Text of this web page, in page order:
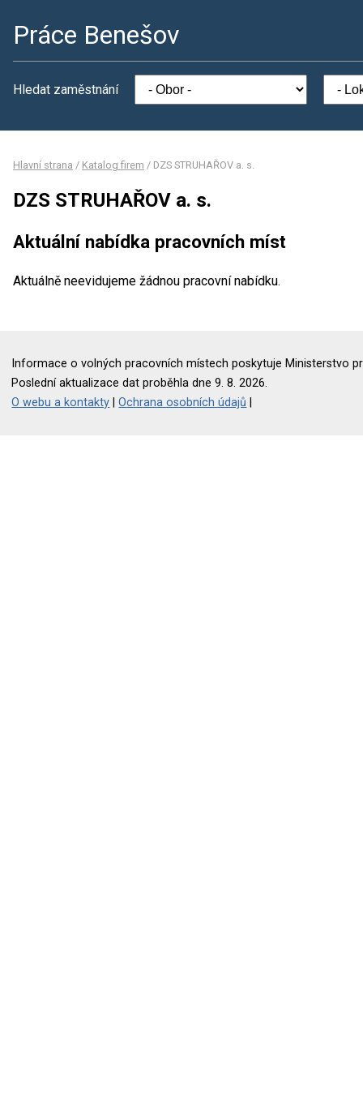
Práce Benešov
Hledat zaměstnání
Hlavní strana / Katalog firem / DZS STRUHAŘOV a. s.
DZS STRUHAŘOV a. s.
Aktuální nabídka pracovních míst
Aktuálně neevidujeme žádnou pracovní nabídku.
Informace o volných pracovních místech poskytuje Ministerstvo
Poslední aktualizace dat proběhla dne 9. 8. 2026.
O webu a kontakty |Ochrana osobních údajů